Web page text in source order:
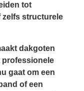
tot
structurele
dakgoten
professionele
gaat om een
of een